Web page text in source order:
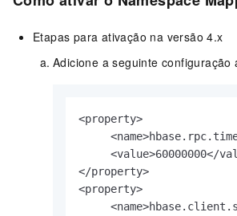
Etapas para ativação na versão 4.x
Adicione a seguinte configuração
<property>
<value>60000000</
</property>
<property>